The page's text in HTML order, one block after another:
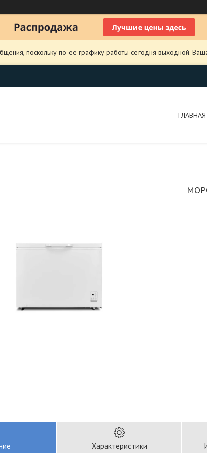
поскольку по ее графику работы сегодня выходной.
ГЛАВНАЯ
Характеристики